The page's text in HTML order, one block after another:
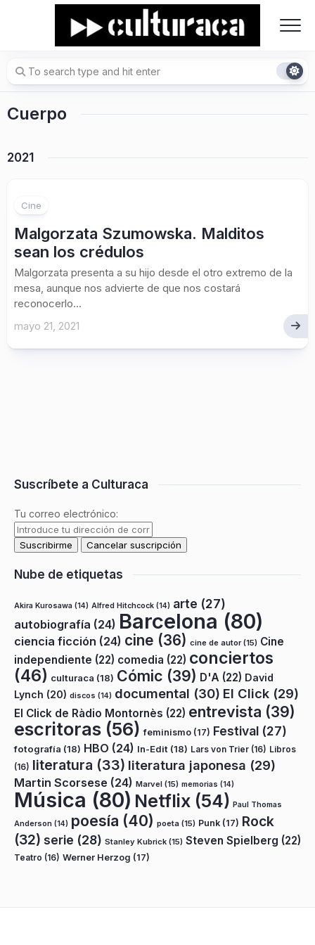
Cuerpo
2021
Cine
Malgorzata Szumowska. Malditos
sean los crédulos
Malgorzata presenta a su hijo desde el otro extremo de la
mesa, aunque nos advierte de que nos costará
reconocerlo...
mayo 21, 2021
Suscríbete a Culturaca
Tu correo electrónico:
Nube de etiquetas
Akira Kurosawa (14) Alfred Hitchcock (14) arte (27)
autobiografía (24) Barcelona (80)
ciencia ficción (24) cine (36) cine de autor(15) Cine
independiente (22) comedia (22) conciertos
(46) culturaca (18) Cómic (39) D'A (22) David
Lynch (20) discos (14) documental (30) El Click (29)
El Click de Ràdio Montornès (22) entrevista (39)
escritoras (56) feminismo (17) Festival (27)
fotografía (18) HBO (24) In-Edit (18) Lars von Trier (16) Libros
(16) literatura (33) literatura japonesa (29)
Martin Scorsese (24) Marvel (15) memorias (14)
Música (80) Netflix (54) Paul Thomas
Anderson (14) poesía (40) poeta (15) Punk (17) Rock
(32) serie (28) Stanley Kubrick (15) Steven Spielberg (22)
Teatro (16) Werner Herzog (17)